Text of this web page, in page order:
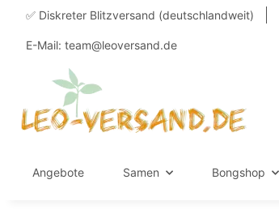
✅ Diskreter Blitzversand (deutschlandweit)
E-Mail: team@leoversand.de
Angebote Samen Bongshop